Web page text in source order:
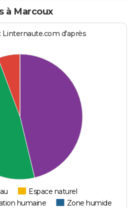
à Marcoux
Linternaute.com d'après
Espace naturel
humaine Zone humide